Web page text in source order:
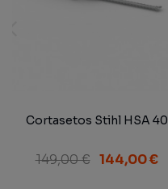
Cortasetos Stihl HSA 40
149,00 € 144,00 €